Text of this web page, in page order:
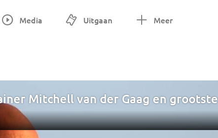
Media Uitgaan Meer
Mitchell van der Gaag en grootste